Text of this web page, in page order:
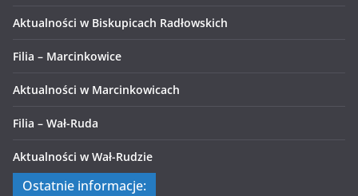
Aktualności w Biskupicach Radłowskich
Filia – Marcinkowice
Aktualności w Marcinkowicach
Filia – Wał-Ruda
Aktualności w Wał-Rudzie
Ostatnie informacje: